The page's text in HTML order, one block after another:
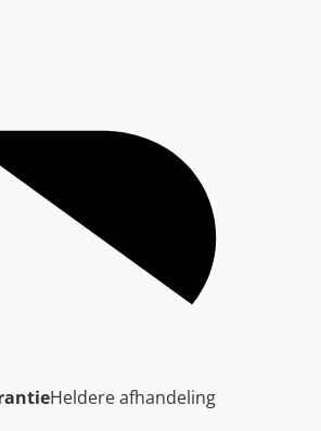
Heldere afhandeling